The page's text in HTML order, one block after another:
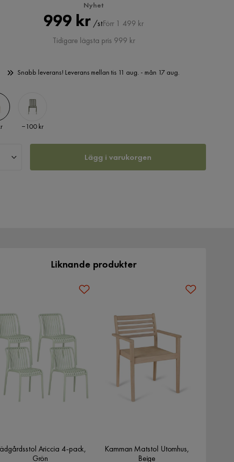
Nyhet
Pris
999 kr /st
Original
Pris
Förr 1 499 kr
Tidigare lägsta pris 999 kr
Snabb leverans! Leverans mellan tis 11 aug. - mån 17 aug.
Pris
−100 kr
Lägg i varukorgen
Liknande produkter
Ariccia 4-pack,
Grön
Kamman Matstol Utomhus,
Beige